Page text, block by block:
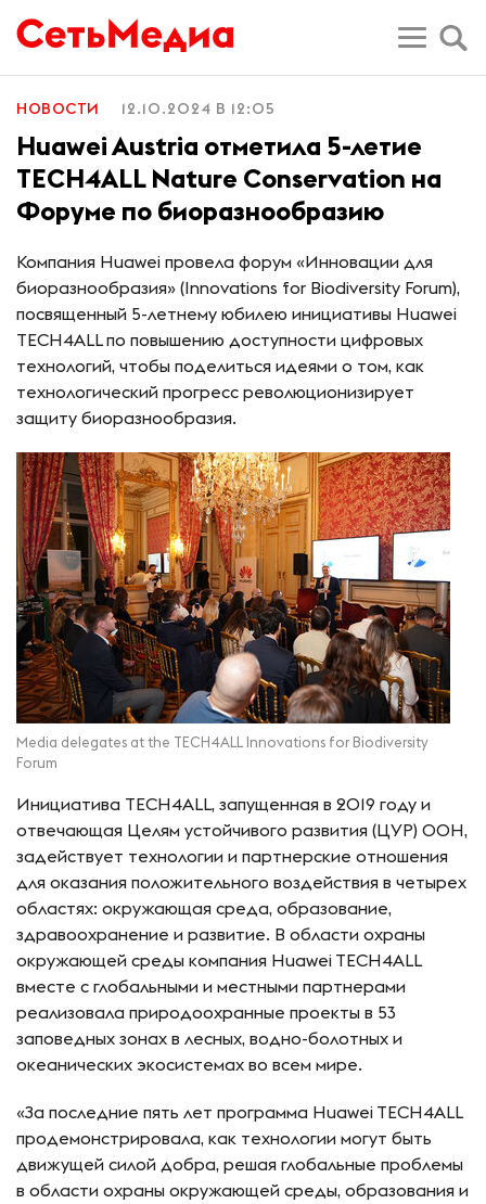
НОВОСТИ 12.10.2024 В 12:05
Huawei Austria отметила 5-летие
TECH4ALL Nature Conservation на
Форуме по биоразнообразию
Компания Huawei провела форум «Инновации для
биоразнообразия» (Innovations for Biodiversity Forum),
посвященный 5-летнему юбилею инициативы Huawei
TECH4ALL по повышению доступности цифровых
технологий, чтобы поделиться идеями о том, как
технологический прогресс революционизирует
защиту биоразнообразия.
Media delegates at the TECH4ALL Innovations for Biodiversity
Forum
Инициатива TECH4ALL, запущенная в 2019 году и
отвечающая Целям устойчивого развития (ЦУР) ООН,
задействует технологии и партнерские отношения
для оказания положительного воздействия в четырех
областях: окружающая среда, образование,
здравоохранение и развитие. В области охраны
окружающей среды компания Huawei TECH4ALL
вместе с глобальными и местными партнерами
реализовала природоохранные проекты в 53
заповедных зонах в лесных, водно-болотных и
океанических экосистемах во всем мире.
«За последние пять лет программа Huawei TECH4ALL
продемонстрировала, как технологии могут быть
движущей силой добра, решая глобальные проблемы
в области охраны окружающей среды, образования и